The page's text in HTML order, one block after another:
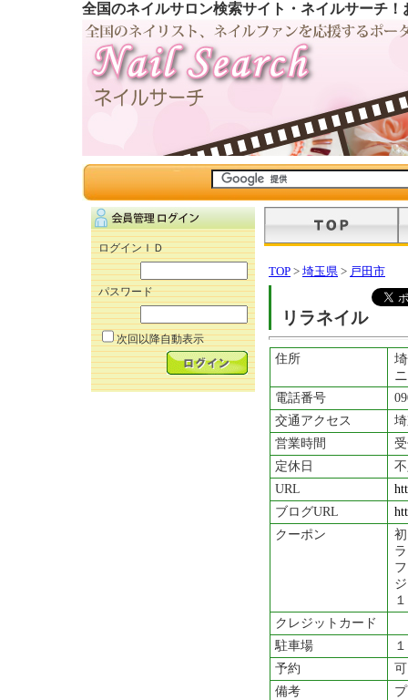
全国のネイルサロン検索サイト・ネイルサーチ
ログインＩＤ
パスワード
次回以降自動表示
TOP > 埼玉県 > 戸田市
リラネイル
住所
電話番号
交通アクセス
営業時間
定休日
URL
ブログURL
クーポン
クレジットカード
駐車場
予約
可
備考